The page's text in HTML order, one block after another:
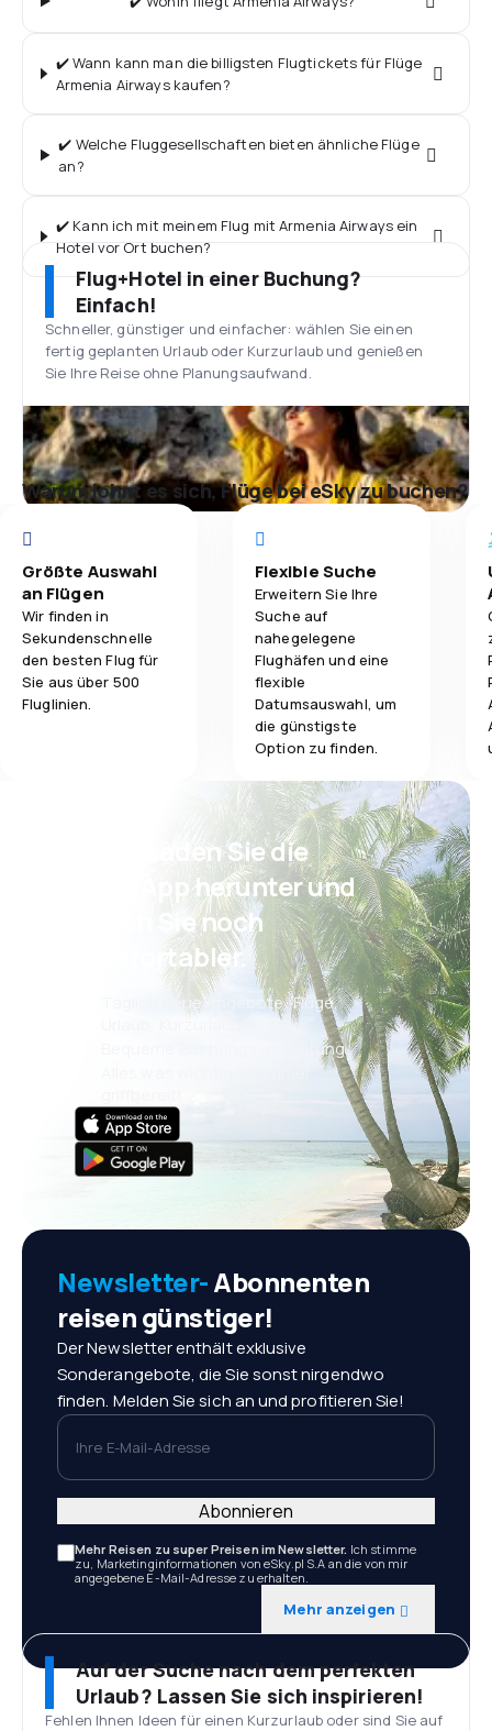
✔️ Wann kann man die billigsten Flugtickets für Flüge
Armenia Airways kaufen?
✔️ Welche Fluggesellschaften bieten ähnliche Flüge
an?
✔️ Kann ich mit meinem Flug mit Armenia Airways ein
Hotel vor Ort buchen?
Flug+Hotel in einer Buchung?
Einfach!
Schneller, günstiger und einfacher: wählen Sie einen
fertig geplanten Urlaub oder Kurzurlaub und genießen
Sie Ihre Reise ohne Planungsaufwand.
Warum lohnt es sich, Flüge bei eSky zu buchen?
Größte Auswahl
an Flügen
Wir finden in
Sekundenschnelle
den besten Flug für
Sie aus über 500
Fluglinien.
Flexible Suche
Erweitern Sie Ihre
Suche auf
nahegelegene
Flughäfen und eine
flexible
Datumsauswahl, um
die günstigste
Option zu finden.
Psst! Laden Sie die
eSky App herunter und
reisen Sie noch
komfortabler.
Täglich neue Angebote: Flüge,
Bequeme Buchungsverwaltung
Newsletter-Abonnenten
reisen günstiger!
Der Newsletter enthält exklusive
Sonderangebote, die Sie sonst nirgendwo
finden. Melden Sie sich an und profitieren Sie!
Ihre E-Mail-Adresse
Mehr Reisen zu super Preisen im Newsletter. Ich stimme
zu, Marketinginformationen von eSky.pl S.A an die von mir
angegebene E-Mail-Adresse zu erhalten.
Mehr anzeigen
Abonnieren
Auf der Suche nach dem perfekten
Urlaub? Lassen Sie sich inspirieren!
Fehlen Ihnen Ideen für einen Kurzurlaub oder sind Sie auf